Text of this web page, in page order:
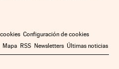
Configuración de cookies
Mapa RSS Newsletters Últimas noticias